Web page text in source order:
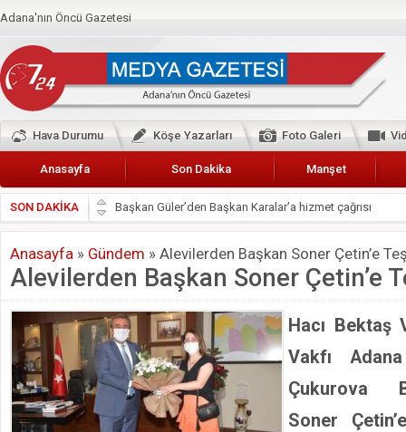
Adana'nın Öncü Gazetesi
Hava Durumu Köşe Yazarları Foto Galeri
Anasayfa Son Dakika Manşet
SON DAKİKA
Başkan Güler’den Başkan Karalar’a hizmet çağrısı
Lokantacılar ve Kebapçılar Esnaf Odası Başkanı Şefik
Hak-İş Abdurrahman Yücel
HDP İL BİNASININ ÖNÜNDE ANNELER TARİH
CEYHAN TİCARET ODASI
Hainler emellerine asla erişemeyecekler
BÖLGEMİZ ÇUKUROVA’DA 2019 YILI PAMUK
İyi Parti Yüreğir İlçe Başkanı Enis Akyürek
Kimyasallardan Koruma Derneği Başkanı Cennet Çelik
Anasayfa » Gündem » Alevilerden Başkan Soner Çetin’e
Alevilerden Başkan Soner Çetin’e
Hacı Bektaş
Vakfı
Çukurova
Soner